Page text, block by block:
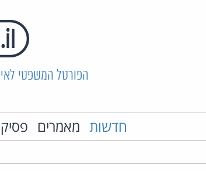
הפורטל המשפטי
חדשות מאמרים